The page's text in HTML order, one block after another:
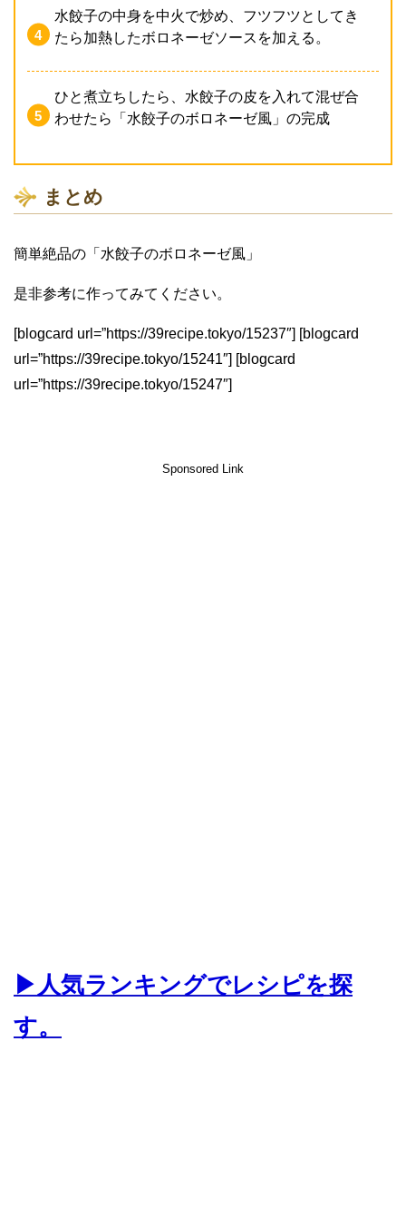
水餃子の中身を中火で炒め、フツフツとしてき
たら加熱したボロネーゼソースを加える。
ひと煮立ちしたら、水餃子の皮を入れて混ぜ合
わせたら「水餃子のボロネーゼ風」の完成
まとめ
簡単絶品の「水餃子のボロネーゼ風」
是非参考に作ってみてください。
[blogcard url=”https://39recipe.tokyo/15237″] [blogcard
url=”https://39recipe.tokyo/15241″] [blogcard
url=”https://39recipe.tokyo/15247″]
Sponsored Link
▶人気ランキングでレシピを探
す。